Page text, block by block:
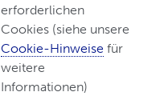
erforderlichen
Cookies (siehe unsere
Cookie-Hinweise für
weitere
Informationen)